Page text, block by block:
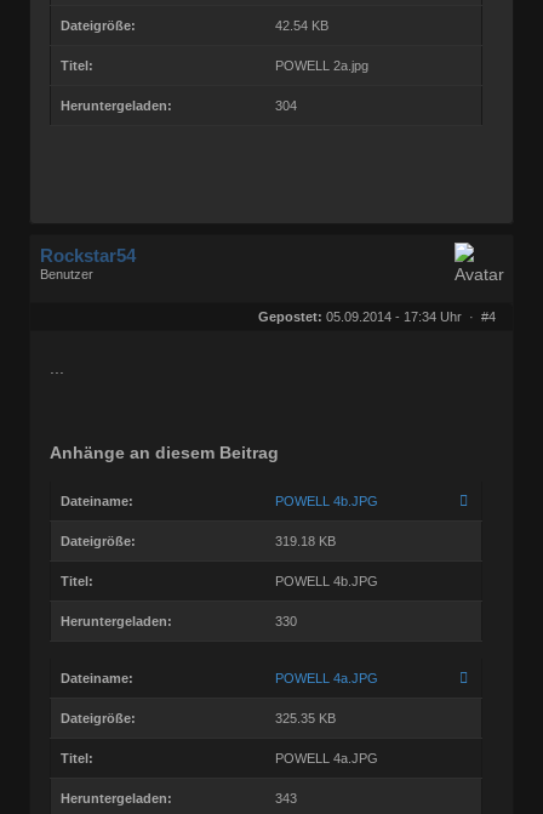
Dateigröße: 42.54 KB
Titel: POWELL 2a.jpg
Heruntergeladen: 304
Rockstar54
Benutzer
Gepostet: 05.09.2014 - 17:34 Uhr · #4
Anhänge an diesem Beitrag
Dateiname: POWELL 4b.JPG
Dateigröße: 319.18 KB
Titel: POWELL 4b.JPG
Heruntergeladen: 330
Dateiname: POWELL 4a.JPG
Dateigröße: 325.35 KB
Titel: POWELL 4a.JPG
Heruntergeladen: 343